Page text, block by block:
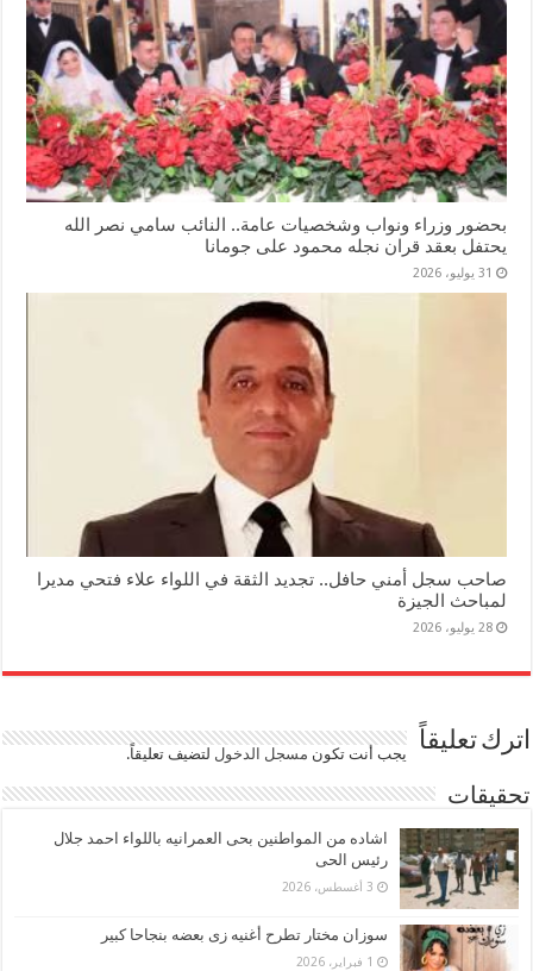
بحضور وزراء ونواب وشخصيات عامة.. النائب سامي نصر الله
يحتفل بعقد قران نجله محمود على جومانا
31 يوليو، 2026
صاحب سجل أمني حافل.. تجديد الثقة في اللواء علاء فتحي مديرا
لمباحث الجيزة
28 يوليو، 2026
اترك تعليقاً يجب أنت تكون مسجل الدخول لتضيف تعليقاً.
تحقيقات
اشاده من المواطنين بحى العمرانيه باللواء احمد جلال
رئيس الحى
3 أغسطس، 2026
سوزان مختار تطرح أغنيه زى بعضه بنجاحا كبير
1 فبراير، 2026